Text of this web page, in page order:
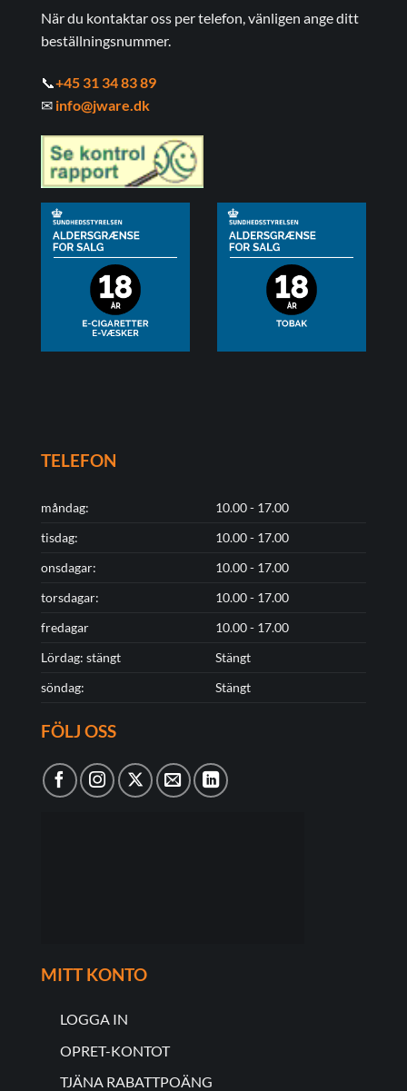
När du kontaktar oss per telefon, vänligen ange ditt
beställningsnummer.
📞+45 31 34 83 89
✉ info@jware.dk
TELEFON
måndag:
10.00 - 17.00
tisdag:
10.00 - 17.00
onsdagar:
10.00 - 17.00
torsdagar:
10.00 - 17.00
fredagar
10.00 - 17.00
Lördag: stängt
Stängt
söndag:
Stängt
FÖLJ OSS
MITT KONTO
LOGGA IN
OPRET-KONTOT
TJÄNA RABATTPOÄNG